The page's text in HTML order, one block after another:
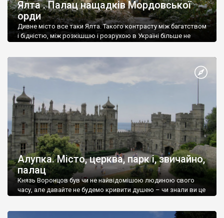
Ялта . Палац нащадків Мордовської
орди
Дивне місто все таки Ялта. Такого контрасту між багатством
і бідністю, між розкішшю і розрухою в Україні більше не
Алупка. Місто, церква, парк і, звичайно,
палац
Князь Воронцов був чи не найвідомішою людиною свого
часу, але давайте не будемо кривити душею – чи знали ви це